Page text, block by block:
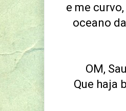
e me
oceano
OM,
Que haja